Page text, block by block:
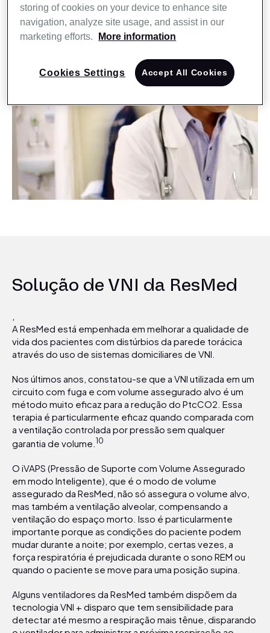
torácica.
Solução de VNI da ResMed
,
A ResMed está empenhada em melhorar a qualidade de
vida dos pacientes com distúrbios da parede torácica
através do uso de sistemas domiciliares de VNI.
Nos últimos anos, constatou-se que a VNI utilizada em um
circuito com fuga e com volume assegurado alvo é um
método muito eficaz para a redução do PtcCO2. Essa
terapia é particularmente eficaz quando comparada com
a ventilação controlada por pressão sem qualquer
garantia de volume. 10
O iVAPS (Pressão de Suporte com Volume Assegurado
em modo Inteligente), que é o modo de volume
assegurado da ResMed, não só assegura o volume alvo,
mas também a ventilação alveolar, compensando a
ventilação do espaço morto. Isso é particularmente
importante porque as condições do paciente podem
mudar durante a noite; por exemplo, certas vezes, a
força respiratória é prejudicada durante o sono REM ou
quando o paciente se move para uma posição supina.
Alguns ventiladores da ResMed também dispõem da
tecnologia VNI + disparo que tem sensibilidade para
detectar até mesmo a respiração mais tênue, disparando
storing of cookies on your device to enhance site
navigation, analyze site usage, and assist in our
marketing efforts.
More information
Cookies Settings Accept All Cookies